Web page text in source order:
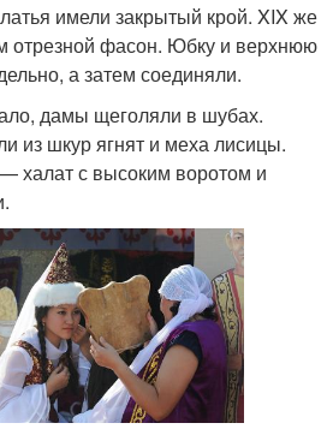
имели закрытый крой. XIX же
отрезной фасон. Юбку и верхнюю
а затем соединяли.
дамы щеголяли в шубах.
из шкур ягнят и меха лисицы.
халат с высоким воротом и